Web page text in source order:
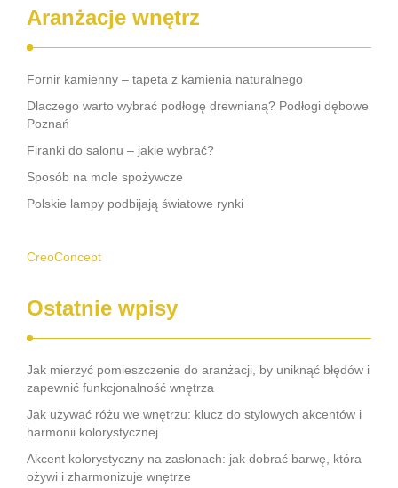
Aranżacje wnętrz
Fornir kamienny – tapeta z kamienia naturalnego
Dlaczego warto wybrać podłogę drewnianą? Podłogi dębowe
Poznań
Firanki do salonu – jakie wybrać?
Sposób na mole spożywcze
Polskie lampy podbijają światowe rynki
CreoConcept
Ostatnie wpisy
Jak mierzyć pomieszczenie do aranżacji, by uniknąć błędów i
zapewnić funkcjonalność wnętrza
Jak używać różu we wnętrzu: klucz do stylowych akcentów i
harmonii kolorystycznej
Akcent kolorystyczny na zasłonach: jak dobrać barwę, która
ożywi i zharmonizuje wnętrze